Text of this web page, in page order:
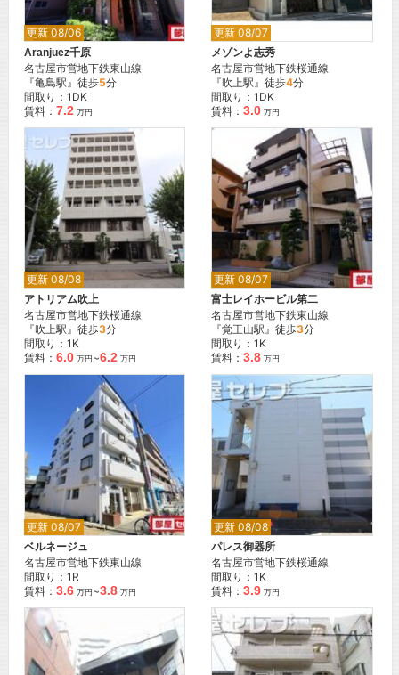
更新 08/06
Aranjuez千原
名古屋市営地下鉄東山線
『亀島駅』徒歩5分
間取り：1DK
賃料： 7.2 万円
更新 08/07
メゾンよ志秀
名古屋市営地下鉄桜通線
『吹上駅』徒歩4分
間取り：1DK
賃料：3.0 万円
更新 08/08
アトリアム吹上
名古屋市営地下鉄桜通線
『吹上駅』徒歩3分
間取り：1K
賃料： 6.0 万円~6.2 万円
更新 08/07
富士レイホービル第二
名古屋市営地下鉄東山線
『覚王山駅』徒歩3分
間取り：1K
賃料：3.8 万円
更新 08/07
ベルネージュ
名古屋市営地下鉄東山線
間取り：1R
賃料： 3.6 万円~3.8 万円
更新 08/08
パレス御器所
名古屋市営地下鉄桜通線
間取り：1K
賃料：3.9 万円